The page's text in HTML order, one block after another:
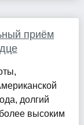
приём
долгий
высоким